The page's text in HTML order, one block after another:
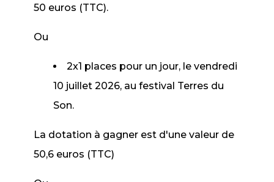
50 euros (TTC).
Ou
2x1 places pour un jour, le vendredi
10 juillet 2026, au festival Terres du
Son.
La dotation à gagner est d'une valeur de
50,6 euros (TTC)